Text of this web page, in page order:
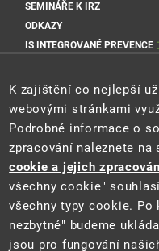
SEMINÁŘE K IRZ
ODKAZY
IS INTEGROVANÉ PREVENCE
Sociální sítě Cenia
K zajištění co nejlepší
webovými stránkami
Podrobné informace o
zpracování naleznete na
cookie a jejich
všechny cookie"
všechny typy cookie.
nezbytné" budeme
jsou pro fungování